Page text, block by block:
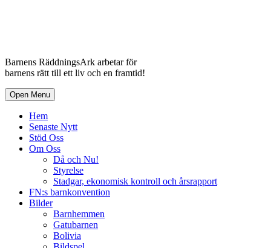
Barnens RäddningsArk arbetar för
barnens rätt till ett liv och en framtid!
Open Menu
Hem
Senaste Nytt
Stöd Oss
Om Oss
Då och Nu!
Styrelse
Stadgar, ekonomisk kontroll och årsrapport
FN:s barnkonvention
Bilder
Barnhemmen
Gatubarnen
Bolivia